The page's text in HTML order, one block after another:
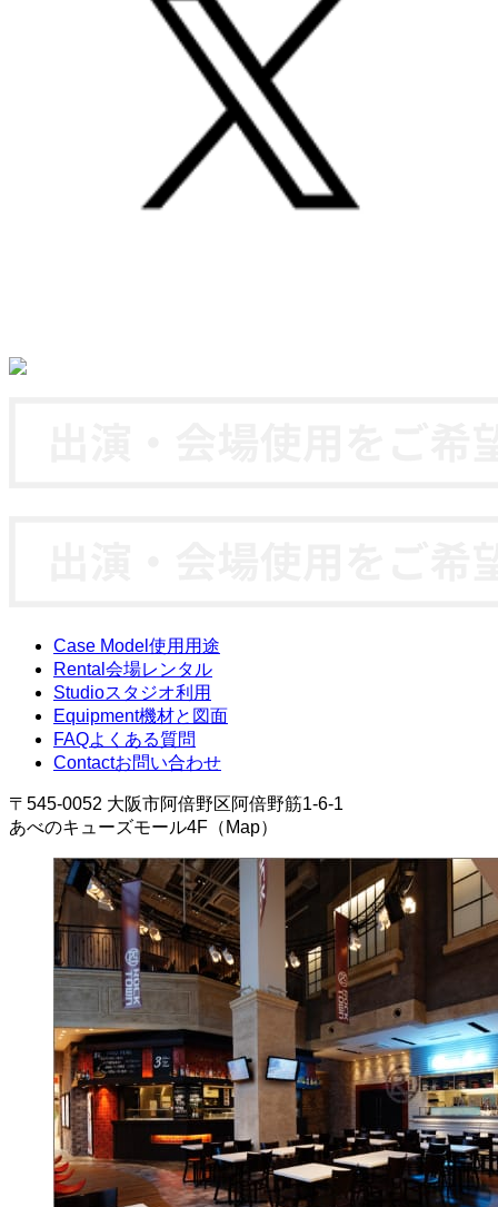
Case Model 使用用途
Rental 会場レンタル
Studioスタジオ利用
Equipment機材と図面
FAQよくある質問
Contactお問い合わせ
〒545-0052 大阪市阿倍野区阿倍野筋1-6-1
あべのキューズモール4F（Map）